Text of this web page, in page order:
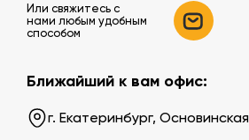
Или свяжитесь c
нами любым удобным
способом
Ближайший к вам офис:
г. Екатеринбург,